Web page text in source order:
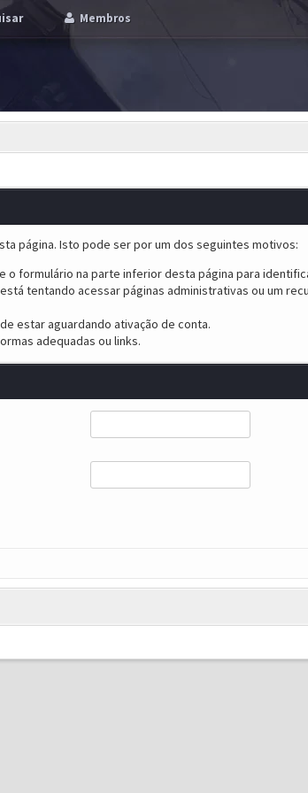
Membros
página. Isto pode ser por um dos seguintes motivos:
formulário na parte inferior desta página para
tentando acessar páginas administrativas ou um
estar aguardando ativação de conta.
adequadas ou links.